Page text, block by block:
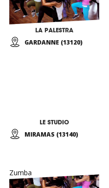
LA PALESTRA
GARDANNE (13120)
LE STUDIO
MIRAMAS (13140)
Zumba